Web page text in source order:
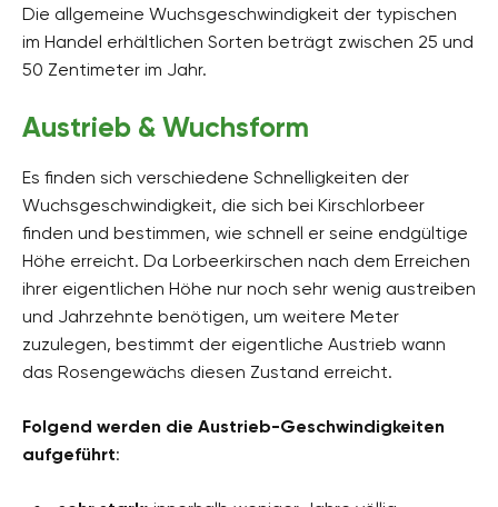
Die allgemeine Wuchsgeschwindigkeit der typischen
im Handel erhältlichen Sorten beträgt zwischen 25 und
50 Zentimeter im Jahr.
Austrieb & Wuchsform
Es finden sich verschiedene Schnelligkeiten der
Wuchsgeschwindigkeit, die sich bei Kirschlorbeer
finden und bestimmen, wie schnell er seine endgültige
Höhe erreicht. Da Lorbeerkirschen nach dem Erreichen
ihrer eigentlichen Höhe nur noch sehr wenig austreiben
und Jahrzehnte benötigen, um weitere Meter
zuzulegen, bestimmt der eigentliche Austrieb wann
das Rosengewächs diesen Zustand erreicht.
Folgend werden die Austrieb-Geschwindigkeiten
aufgeführt: